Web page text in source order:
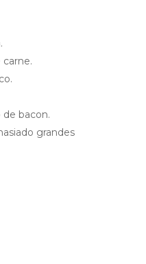
carne.
bacon.
grandes